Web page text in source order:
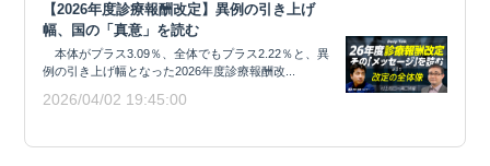
【2026年度診療報酬改定】異例の引き上げ
幅、国の「真意」を読む
本体がプラス3.09％、全体でもプラス2.22％と、異
例の引き上げ幅となった2026年度診療報酬改...
2026/04/02 19:45:00